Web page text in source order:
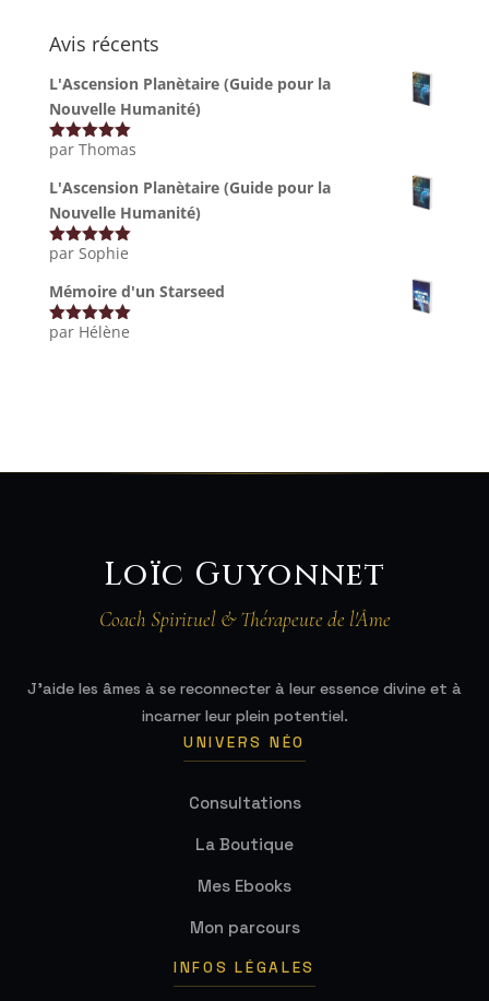
Avis récents
L'Ascension Planètaire (Guide pour la
Nouvelle Humanité)
Note 5sur
par Thomas
L'Ascension Planètaire (Guide pour la
Nouvelle Humanité)
Note5sur
par Sophie
Mémoire d'un Starseed
Note5sur
par Hélène
Loïc Guyonnet
Coach Spirituel & Thérapeute de l'Âme
J'aide les âmes à se reconnecter à leur essence divine et à
incarner leur plein potentiel.
UNIVERS NÉO
Consultations
La Boutique
Mes Ebooks
Mon parcours
INFOS LÉGALES